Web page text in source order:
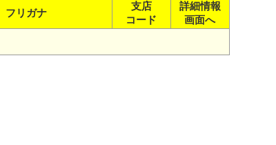
フリガナ
支店
コード
詳細情報
画面へ